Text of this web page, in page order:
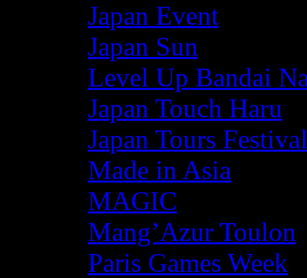
Japan Event
Japan Sun
Level Up Bandai
Japan Touch Haru
Japan Tours Festival
Made in Asia
MAGIC
Mang’Azur Toulon
Paris Games Week